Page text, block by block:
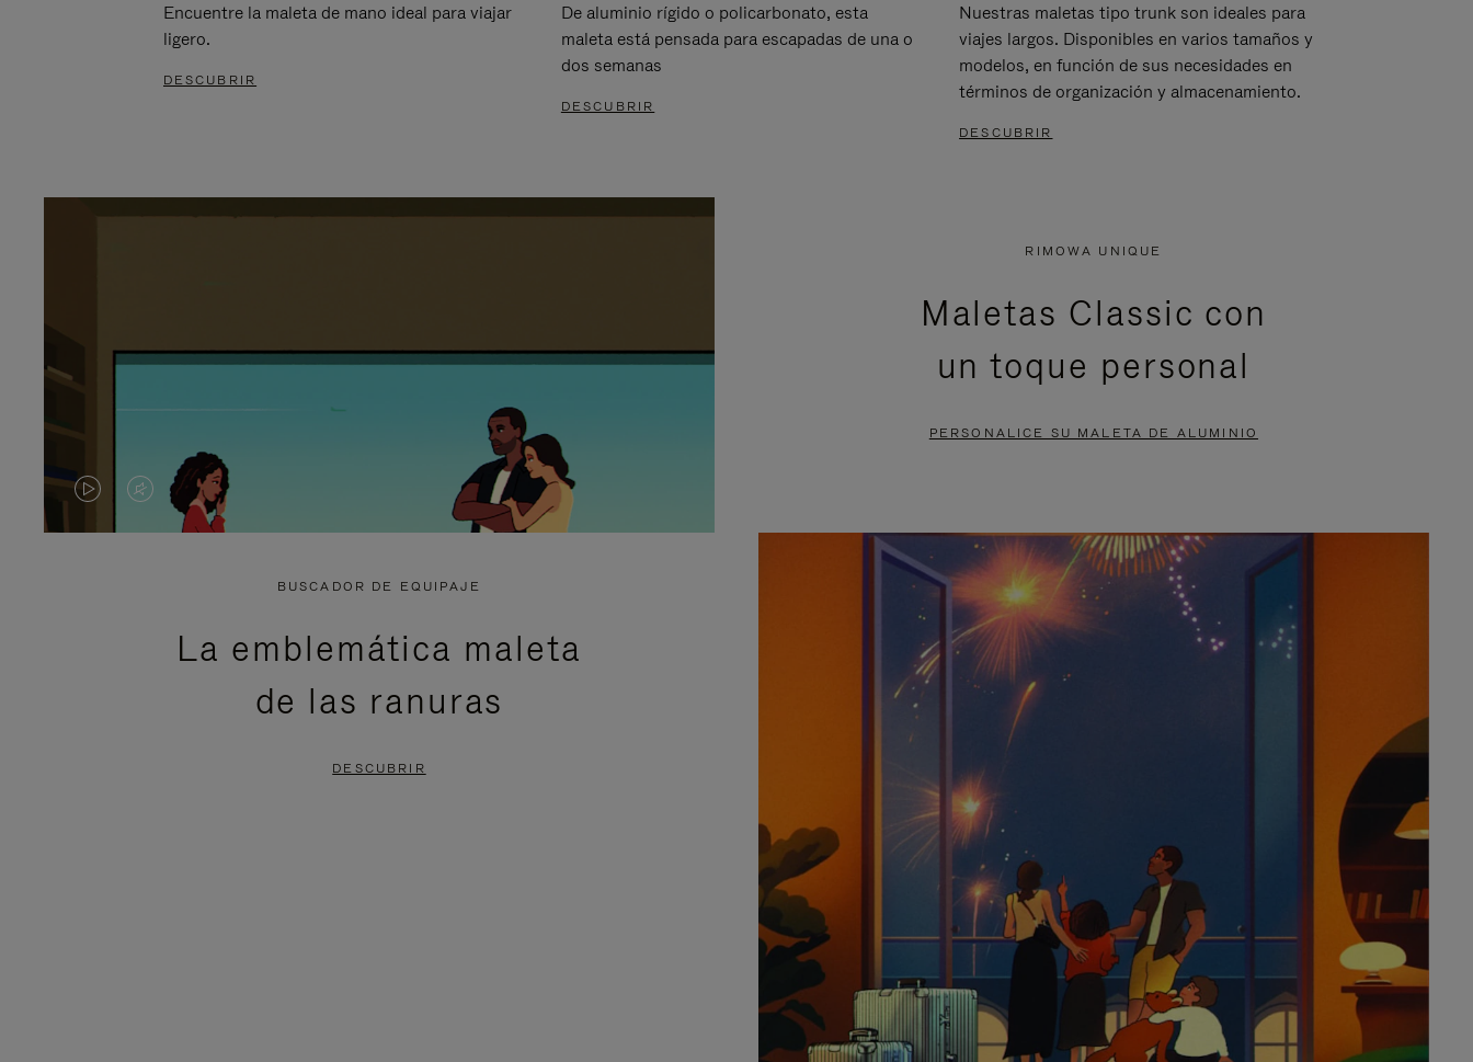
Encuentre la maleta de mano ideal para viajar
ligero.
DESCUBRIR
De aluminio rígido o policarbonato, esta
maleta está pensada para escapadas de una o
dos semanas
DESCUBRIR
Nuestras maletas tipo trunk son ideales para
viajes largos. Disponibles en varios tamaños y
modelos, en función de sus necesidades en
términos de organización y almacenamiento.
DESCUBRIR
EL
PAUSADO,
EL
ESTÁ
DESACTIVADO:
RIMOWA UNIQUE
Maletas Classic con
un toque personal
PERSONALICE SU MALETA DE ALUMINIO
BUSCADOR DE EQUIPAJE
La emblemática maleta
de las ranuras
DESCUBRIR